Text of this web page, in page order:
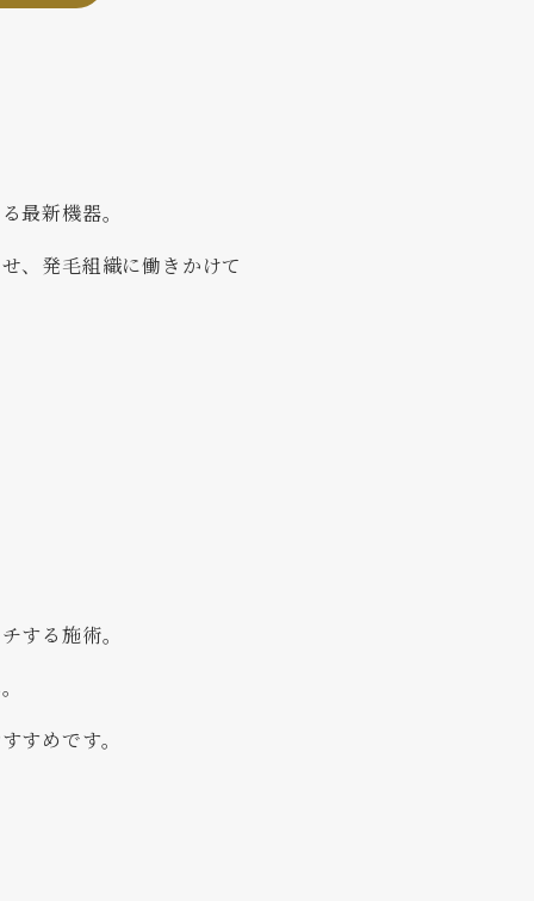
最新機器。
、発毛組織に働きかけて
する施術。
すめです。